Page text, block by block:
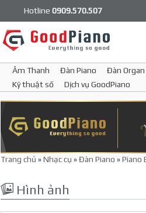
Hotline 0909.570.507
Âm Thanh Đàn Piano Đàn Organ
Kỹ thuật số
Dịch vụ GoodPiano
Trang chủ »Nhạc cụ »Đàn Piano »Piano
Hình ảnh